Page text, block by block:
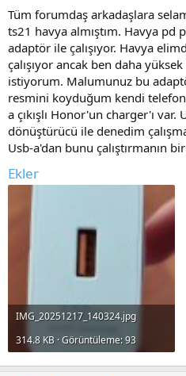
l
a
t
a
n
r
i
h
i
Tüm forumdaş arkadaşlara
ts21 havya almıştım. Havya pd
adaptör ile çalışıyor. Havya
çalışıyor ancak ben daha
istiyorum. Malumunuz bu
resmini koyduğum kendi
a çıkışlı Honor'un charger'ı var.
dönüştürücü ile denedim
Usb-a'dan bunu çalıştırmanın
Ekler
IMG_20251217_140324.jpg
314.8 KB · Görüntüleme: 93